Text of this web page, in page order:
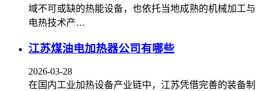
域不可或缺的热能设备，也依托当地成熟的机械加工与
电热技术产…
江苏煤油电加热器公司有哪些
2026-03-28
在国内工业加热设备产业链中，江苏凭借完善的装备制